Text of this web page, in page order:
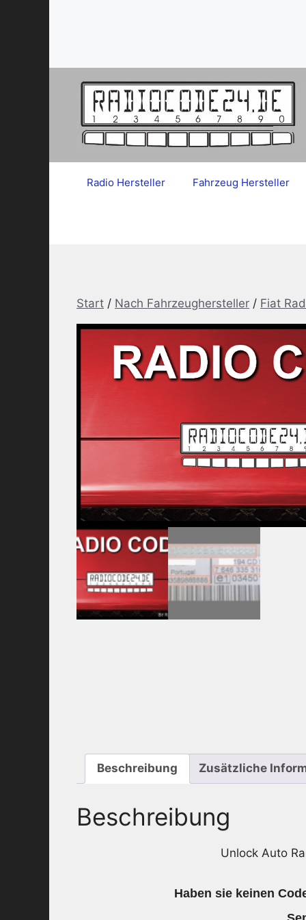
Radio Hersteller Fahrzeug Hersteller
Start / Nach Fahrzeughersteller / Fiat
Beschreibung Zusätzliche
Beschreibung
Unlock Auto
Haben sie keinen